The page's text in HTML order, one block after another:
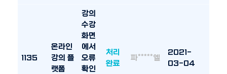
1135
온라인
강의 플
랫폼
강의
수강
화면
에서
오류
확인
처리
완료
파*****엘
2021-
03-04